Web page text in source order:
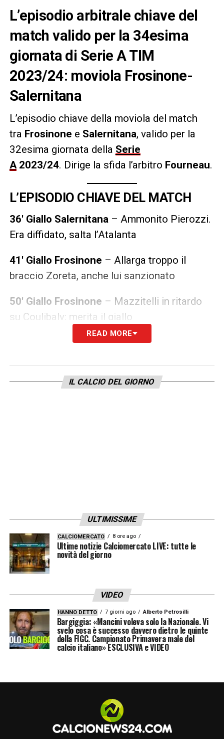
L’episodio arbitrale chiave del
match valido per la 34esima
giornata di Serie A TIM
2023/24: moviola Frosinone-
Salernitana
L’episodio chiave della moviola del match
tra Frosinone e Salernitana, valido per la
32esima giornata della Serie
A2023/24. Dirige la sfida l’arbitro Fourneau.
L’EPISODIO CHIAVE DEL MATCH
36′ Giallo Salernitana – Ammonito Pierozzi.
Era diffidato, salta l’Atalanta
41′ Giallo Frosinone – Allarga troppo il
braccio Zoreta, anche lui sanzionato
50′ Giallo Frosinone – Mazzitelli in ritardo
su Coulibaly: merita il giallo
READ MORE
IL CALCIO DEL GIORNO
ULTIMISSIME
CALCIOMERCATO 8 ore ago
Ultime notizie Calciomercato LIVE: tutte le
novità del giorno
VIDEO
HANNO DETTO 7 giorni ago Alberto Petrosilli
Bargiggia: «Mancini voleva solo la Nazionale. Vi
svelo cosa è successo davvero dietro le quinte
della FIGC. Campionato Primavera male del
calcio italiano» ESCLUSIVA e VIDEO